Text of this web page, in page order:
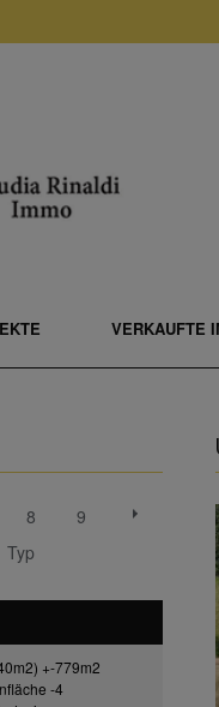
VERKAUFTE
8
9
Typ
+-779m2
-4